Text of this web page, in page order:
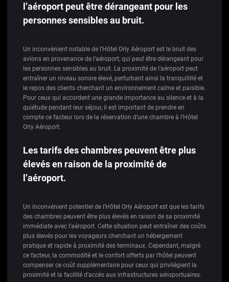
l’aéroport peut être dérangeant pour les
personnes sensibles au bruit.
Un inconvénient notable de l’Hôtel Orly Aéroport est le bruit des
avions en provenance de l’aéroport, qui peut être dérangeant pour
les personnes sensibles au bruit. La proximité de l’aéroport peut
entraîner un niveau sonore élevé, perturbant ainsi la tranquillité et
le repos des clients cherchant un environnement calme et paisible.
Pour ceux qui accordent une grande importance au silence et à la
quiétude pendant leur séjour, il est important de prendre en
compte ce facteur lors de la réservation d’une chambre à l’Hôtel
Orly Aéroport.
Les tarifs des chambres peuvent être plus
élevés en raison de la proximité de
l’aéroport.
Un inconvénient potentiel de l’Hôtel Orly Aéroport est que les tarifs
des chambres peuvent être plus élevés en raison de sa proximité
immédiate avec l’aéroport. Cette situation peut entraîner des coûts
plus élevés pour les voyageurs cherchant un hébergement
pratique et rapide à proximité des terminaux. Cependant, malgré
ce facteur, la commodité et le confort offerts par l’hôtel peuvent
compenser ce coût supplémentaire pour ceux qui privilégient la
proximité et la facilité d’accès aux infrastructures aéroportuaires.